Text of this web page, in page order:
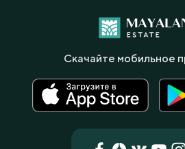
Скачайте мобильное